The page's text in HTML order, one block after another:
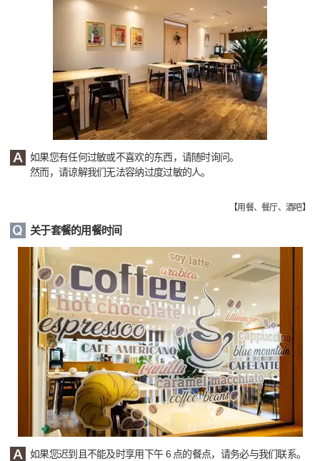
如果您有任何过敏或不喜欢的东西，请随时询问。
然而，请谅解我们无法容纳过度过敏的人。
【用餐、餐厅、酒吧】
关于套餐的用餐时间
如果您迟到且不能及时享用下午 6 点的餐点，请务必与我们联系。